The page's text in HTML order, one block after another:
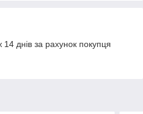
днів за рахунок покупця